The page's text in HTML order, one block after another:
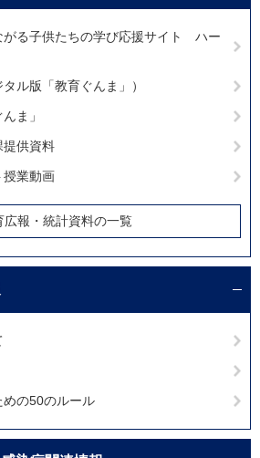
がる子供たちの学び応援サイト ハー
ル版「教育ぐんま」）
ま」
提供資料
授業動画
広報・統計資料の一覧
めの50のルール